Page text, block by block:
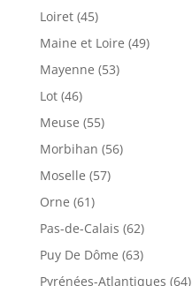
Loiret (45)
Maine et Loire (49)
Mayenne (53)
Lot (46)
Meuse (55)
Morbihan (56)
Moselle (57)
Orne (61)
Pas-de-Calais (62)
Puy De Dôme (63)
Pyrénées-Atlantiques (64)